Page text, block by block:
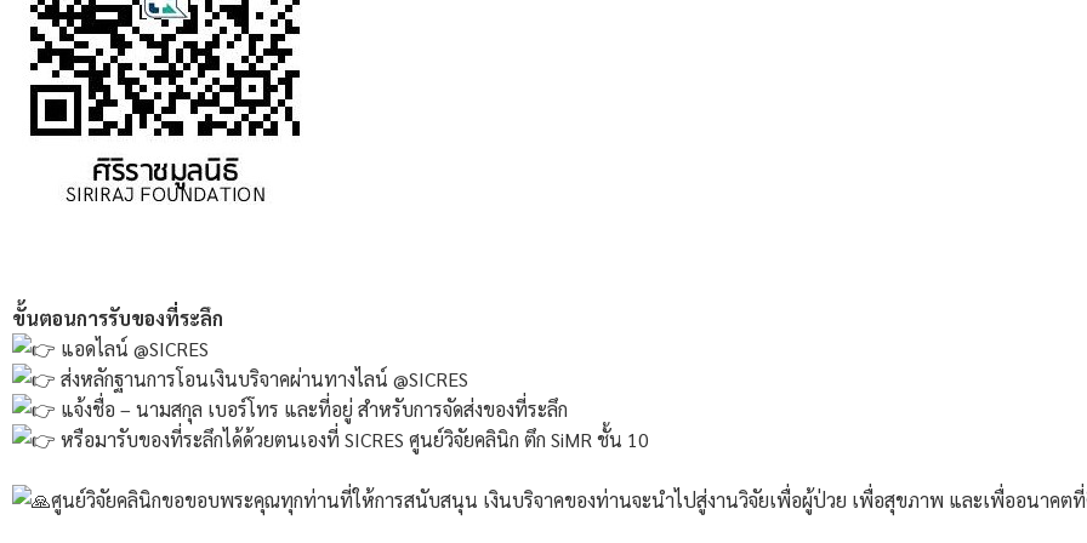
ขั้นตอนการรับของที่ระลึก
แอดไลน์ @SICRES
ส่งหลักฐานการโอนเงินบริจาคผ่านทางไลน์ @SICRES
แจ้งชื่อ – นามสกุล เบอร์โทร และที่อยู่ สำหรับการจัดส่งของที่ระลึก
หรือมารับของที่ระลึกได้ด้วยตนเองที่ SICRES ศูนย์วิจัยคลินิก ตึก SiMR ชั้น 10
ศูนย์วิจัยคลินิกขอขอบพระคุณทุกท่านที่ให้การสนับสนุน เงินบริจาคของท่านจะนำไปสู่งานวิจัยเพื่อผู้ป่วย เพื่อสุขภาพ และเพื่ออนาคต